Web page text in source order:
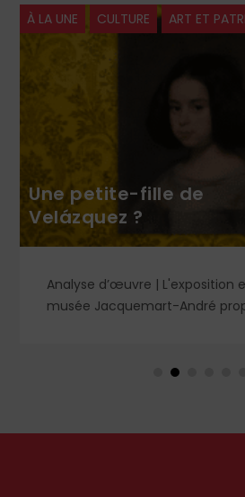
À LA UNE CULTURE ART ET
Une petite-fille de
Velázquez ?
Analyse d’œuvre | L'exposition
musée Jacquemart-André
dans un style qui tranche avec